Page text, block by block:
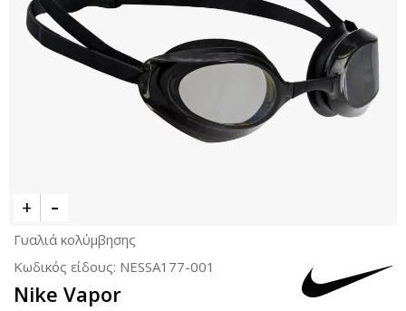
Γυαλιά κολύμβησης
Κωδικός είδους: NESSA177-001
Nike Vapor